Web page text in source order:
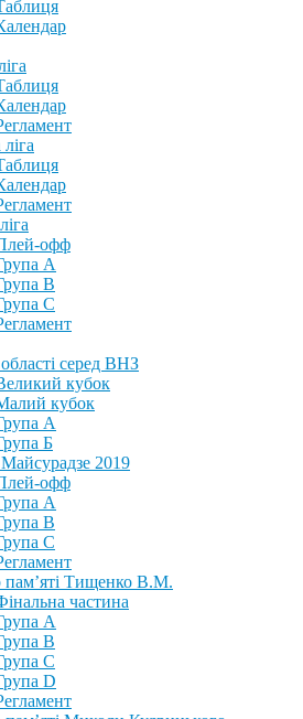
офф
А
В
С
серед ВНЗ
кубок
кубок
А
Б
2019
офф
А
В
С
пам’яті Тищенко В.М.
частина
А
В
С
D